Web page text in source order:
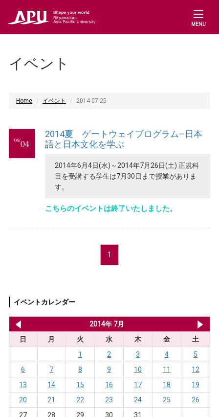
MENU
イベント
Home イベント 2014-07-25
06/04
2014夏 ゲートウェイプログラム–日本
語と日本文化を学ぶ
2014年6月4日(水)～2014年7月26日(土) 正規科
目を受講する学生は7月30日まで授業がありま
す。
こちらのイベントは終了いたしました。
1
イベントカレンダー
2014年 7月
日
月 火 水 木 金
土
1
2 3 4
5
6
7 8 9 10 11
12
13
14 15 16 17 18
19
20
21 22 23 24 25
26
27
28 29 30 31